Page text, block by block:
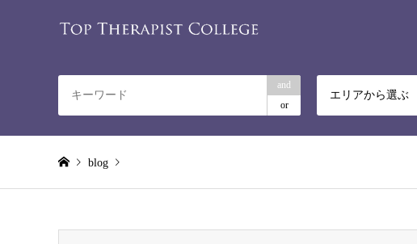
and
or
エリアから選ぶ
blog